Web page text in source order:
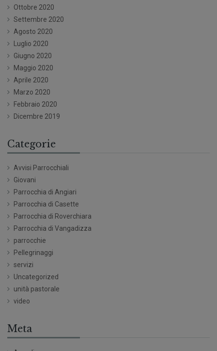
Ottobre 2020
Settembre 2020
Agosto 2020
Luglio 2020
Giugno 2020
Maggio 2020
Aprile 2020
Marzo 2020
Febbraio 2020
Dicembre 2019
Categorie
Avvisi Parrocchiali
Giovani
Parrocchia di Angiari
Parrocchia di Casette
Parrocchia di Roverchiara
Parrocchia di Vangadizza
parrocchie
Pellegrinaggi
servizi
Uncategorized
unità pastorale
video
Meta